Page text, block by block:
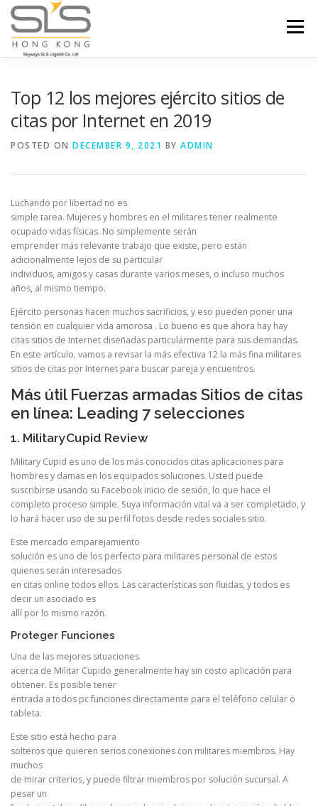
Skip to content
Menu
Top 12 los mejores ejército sitios de
citas por Internet en 2019
POSTED ON DECEMBER 9, 2021 BY ADMIN
Luchando por libertad no es
simple tarea. Mujeres y hombres en el militares tener realmente
ocupado vidas físicas. No simplemente serán
emprender más relevante trabajo que existe, pero están
adicionalmente lejos de su particular
individuos, amigos y casas durante varios meses, o incluso muchos
años, al mismo tiempo.
Ejército personas hacen muchos sacrificios, y eso pueden poner una
tensión en cualquier vida amorosa . Lo bueno es que ahora hay hay
citas sitios de Internet diseñadas particularmente para sus demandas.
En este artículo, vamos a revisar la más efectiva 12 la más fina militares
sitios de citas por Internet para buscar pareja y encuentros.
Más útil Fuerzas armadas Sitios de citas
en línea: Leading 7 selecciones
1. MilitaryCupid Review
Military Cupid es uno de los más conocidos citas aplicaciones para
hombres y damas en los equipados soluciones. Usted puede
suscribirse usando su Facebook inicio de sesión, lo que hace el
completo proceso simple. Suya información vital va a ser completado, y
lo hará hacer uso de su perfil fotos desde redes sociales sitio.
Este mercado emparejamiento
solución es uno de los perfecto para militares personal de estos
quienes serán interesados ​​
en citas online todos ellos. Las características son fluidas, y todos es
decir un asociado es
allí por lo mismo razón.
Proteger Funciones
Una de las mejores situaciones
acerca de Militar Cupido generalmente hay sin costo aplicación para
obtener. Es posible tener
entrada a todos pc funciones directamente para el teléfono celular o
tableta.
Este sitio está hecho para
solteros que quieren serios conexiones con militares miembros. Hay
muchos
de mirar criterios, y puede filtrar miembros por solución sucursal. A
pesar un